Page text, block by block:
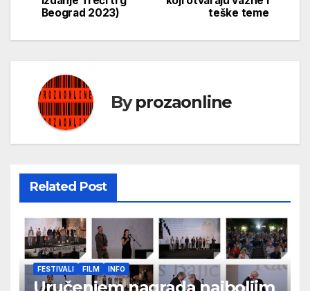
teške teme
Beograd 2023)
Byprozaonline
Related Post
FESTIVALI FILM INFO